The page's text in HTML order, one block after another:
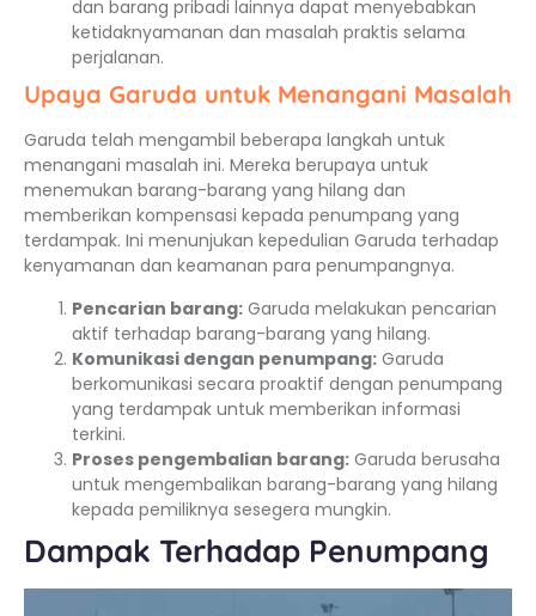
dan barang pribadi lainnya dapat menyebabkan
ketidaknyamanan dan masalah praktis selama
perjalanan.
Upaya Garuda untuk Menangani Masalah
Garuda telah mengambil beberapa langkah untuk
menangani masalah ini. Mereka berupaya untuk
menemukan barang-barang yang hilang dan
memberikan kompensasi kepada penumpang yang
terdampak. Ini menunjukan kepedulian Garuda terhadap
kenyamanan dan keamanan para penumpangnya.
Pencarian barang: Garuda melakukan pencarian
aktif terhadap barang-barang yang hilang.
Komunikasi dengan penumpang: Garuda
berkomunikasi secara proaktif dengan penumpang
yang terdampak untuk memberikan informasi
terkini.
Proses pengembalian barang: Garuda berusaha
untuk mengembalikan barang-barang yang hilang
kepada pemiliknya sesegera mungkin.
Dampak Terhadap Penumpang